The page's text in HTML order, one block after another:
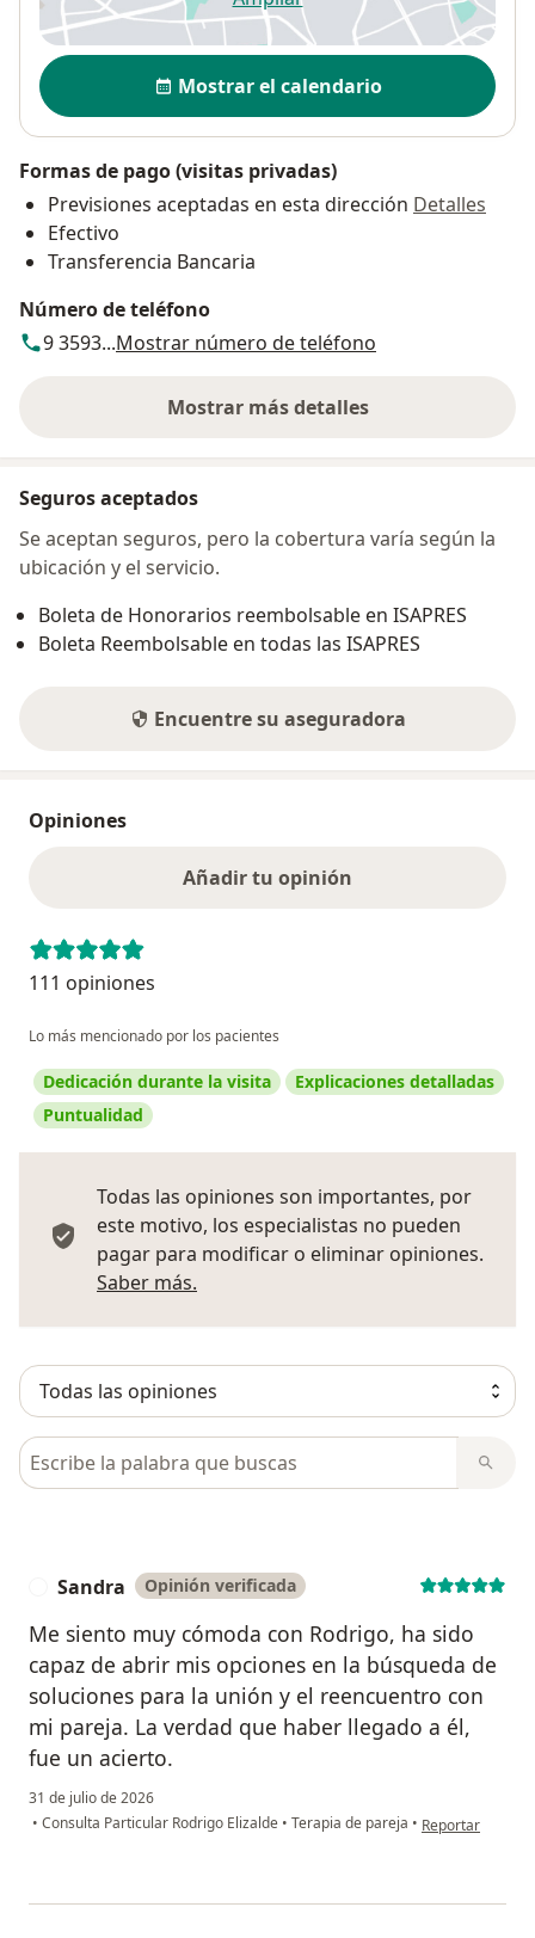
se abre en una nueva
Disponibilidad
Mostrar el calendario
Formas de pago (visitas privadas)
Previsiones aceptadas en esta dirección Detalles
Efectivo
Transferencia Bancaria
Número de teléfono
9 3593...Mostrar número de teléfono
Mostrar más detalles
sobre la dirección
Seguros aceptados
Se aceptan seguros, pero la cobertura varía según la
ubicación y el servicio.
Boleta de Honorarios reembolsable en ISAPRES
Boleta Reembolsable en todas las ISAPRES
Encuentre su aseguradora
Opiniones
Añadir tu opinión
111 opiniones
Lo más mencionado por los pacientes
Dedicación durante la visita
Explicaciones detalladas
Puntualidad
Todas las opiniones son importantes, por
este motivo, los especialistas no pueden
pagar para modificar o eliminar opiniones.
Saber más.
Busca en opiniones
Sandra Opinión verificada
Me siento muy cómoda con Rodrigo, ha sido
capaz de abrir mis opciones en la búsqueda de
soluciones para la unión y el reencuentro con
mi pareja. La verdad que haber llegado a él,
fue un acierto.
31 de julio de 2026
• Consulta Particular Rodrigo Elizalde • Terapia de pareja • en opinión del
Reportar